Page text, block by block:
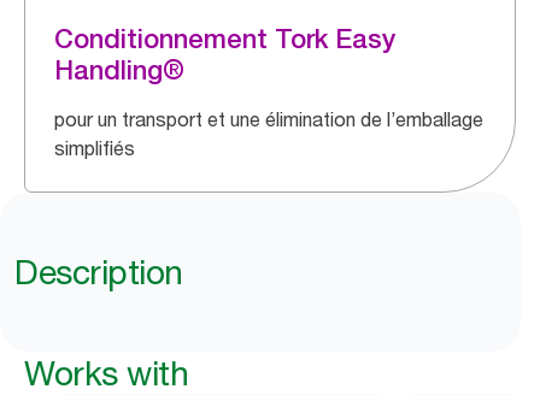
Conditionnement Tork Easy
Handling®
pour un transport et une élimination de l’emballage
simplifiés
Description
Works with